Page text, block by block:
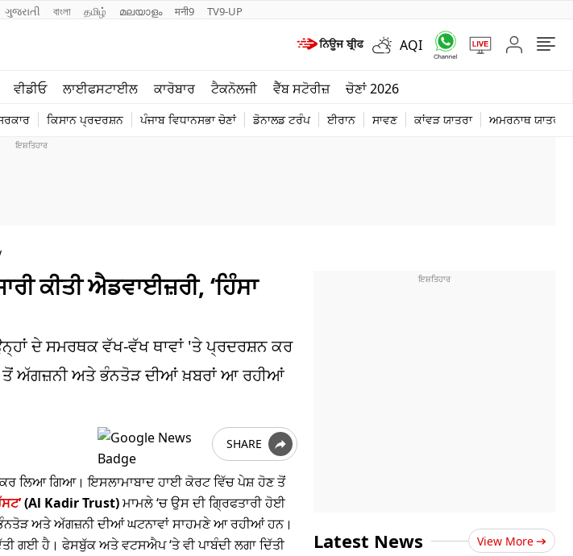
ગુજરાતી বাংলা தமிழ் മലയാളം मनी9 TV9-UP
AQI
ਵੀਡੀਓ ਲਾਈਫਸਟਾਈਲ ਕਾਰੋਬਾਰ ਟੈਕਨੋਲਜੀ ਵੈੱਬ ਸਟੋਰੀਜ਼ ਚੋਣਾਂ 2026
ਕਿਸਾਨ ਪ੍ਰਦਰਸ਼ਨ ਪੰਜਾਬ ਵਿਧਾਨਸਭਾ ਚੋਣਾਂ ਡੋਨਾਲਡ ਟਰੰਪ ਈਰਾਨ ਸਾਵਣ ਕਾਂਵੜ ਯਾਤਰਾ ਅਮਰਨਾਥ ਯਾਤਰਾ
ਟੈਕਨੋਲਜੀ
ਦੁਨੀਆ
ਕੀਤੀ ਐਡਵਾਈਜ਼ਰੀ, ‘ਹਿੰਸਾ
ਦੇ ਸਮਰਥਕ ਵੱਖ-ਵੱਖ ਥਾਵਾਂ 'ਤੇ ਪ੍ਰਦਰਸ਼ਨ ਕਰ
ਤੋਂ ਅੱਗਜ਼ਨੀ ਅਤੇ ਭੰਨਤੋੜ ਦੀਆਂ ਖ਼ਬਰਾਂ ਆ ਰਹੀਆਂ
SHARE
ਕਰ ਲਿਆ ਗਿਆ। ਇਸਲਾਮਾਬਾਦ ਹਾਈ ਕੋਰਟ ਵਿੱਚ ਪੇਸ਼ ਹੋਣ ਤੋਂ
(Al Kadir Trust)ਮਾਮਲੇ ‘ਚ ਉਸ ਦੀ ਗ੍ਰਿਫਤਾਰੀ ਹੋਈ
ਅਤੇ ਅੱਗਜ਼ਨੀ ਦੀਆਂ ਘਟਨਾਵਾਂ ਸਾਹਮਣੇ ਆ ਰਹੀਆਂ ਹਨ।
ਗਈ ਹੈ। ਫੇਸਬੁੱਕ ਅਤੇ ਵਟਸਐਪ ‘ਤੇ ਵੀ ਪਾਬੰਦੀ ਲਗਾ ਦਿੱਤੀ
Latest News View More